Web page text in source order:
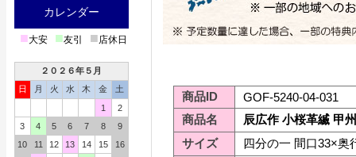
カレンダー
■大安 ■友引 ■店休日
２０２６年５月
日
月 火 水 木 金
土
1
2
3
4 5 6 7 8
9
10
11 12 13 14 15
16
商品ID
GOF-5240-04-031
商品名
辰広作 小桜革縅 甲
サイズ
四分の一 間口33×奥